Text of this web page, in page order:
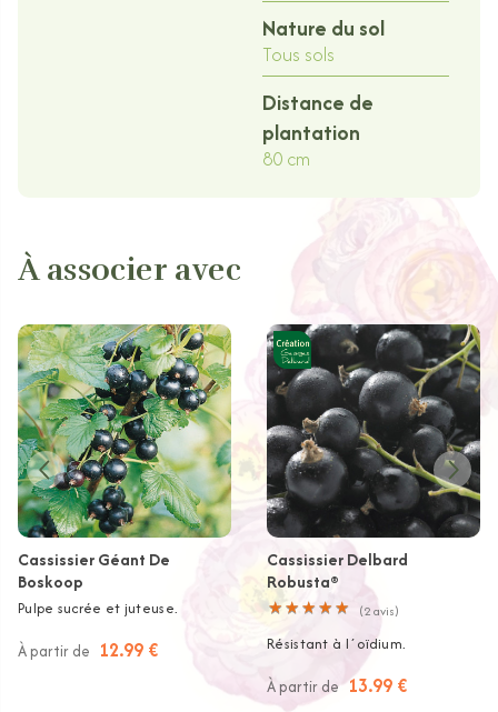
Nature du sol
Tous sols
Distance de
plantation
80 cm
À associer avec
Cassissier Géant De
Boskoop
Pulpe sucrée et juteuse.
À partir de 12.99 €
Cassissier Delbard
Robusta®
★ ★ ★★★
★ ★ ★★★ (2avis)
Résistant à l´oïdium.
À partir de 13.99 €